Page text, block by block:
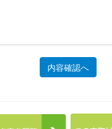
内容確認へ